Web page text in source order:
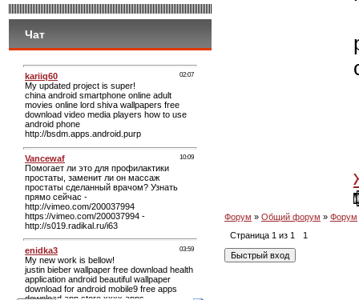
Чат
Форум » Общий форум » Форум
Страница 1 из 1 1